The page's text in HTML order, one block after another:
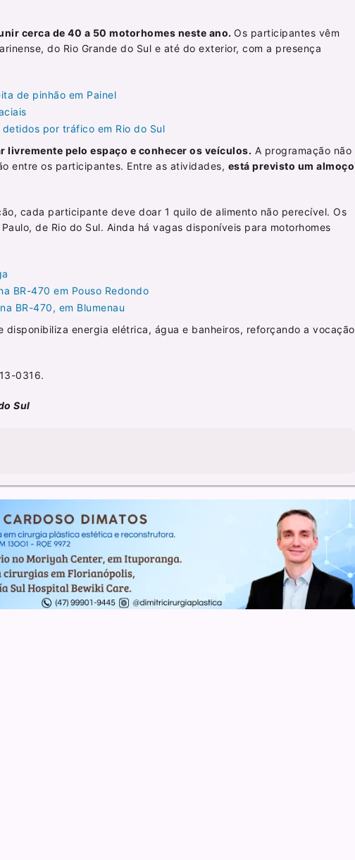
cerca de 40 a 50 motorhomes neste ano.Os participantes vêm
do Rio Grande do Sul e até do exterior, com a presença
de pinhão em Painel
por tráfico em Rio do Sul
pelo espaço e conhecer os veículos. A programação não
entre os participantes. Entre as atividades, está previsto um almoço
cada participante deve doar 1 quilo de alimento não perecível. Os
de Rio do Sul. Ainda há vagas disponíveis para motorhomes
BR-470 em Pouso Redondo
BR-470, em Blumenau
energia elétrica, água e banheiros, reforçando a vocação
0316.
Sul